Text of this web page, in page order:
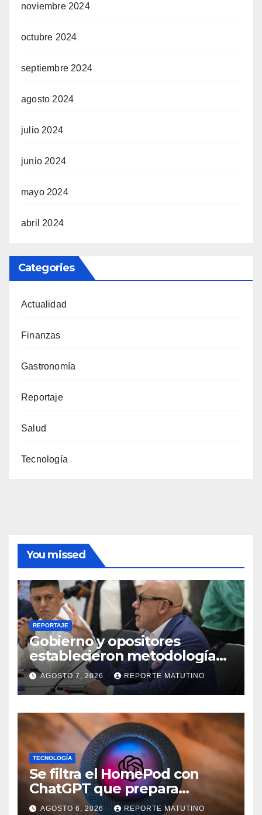
noviembre 2024
octubre 2024
septiembre 2024
agosto 2024
julio 2024
junio 2024
mayo 2024
abril 2024
Categories
Actualidad
Finanzas
Gastronomía
Reportaje
Salud
Tecnología
You missed
REPORTAJE
Gobierno y opositores
establecieron metodología
para el proceso de diálogo en
Venezuela
AGOSTO 7, 2026 REPORTE MATUTINO
TECNOLOGÍA
Se filtra el HomePod con
ChatGPT que prepara
OpenAI y su diseño es una
AGOSTO 6, 2026 REPORTE MATUTINO